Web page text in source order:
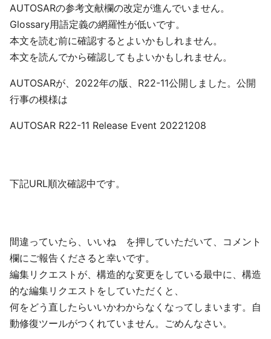
AUTOSARの参考文献欄の改定が進んでいません。
Glossary用語定義の網羅性が低いです。
本文を読む前に確認するとよいかもしれません。
本文を読んでから確認してもよいかもしれません。
AUTOSARが、2022年の版、R22-11公開しました。公開
行事の模様は
AUTOSAR R22-11 Release Event 20221208
下記URL順次確認中です。
間違っていたら、いいね を押していただいて、コメント
欄にご報告くださると幸いです。
編集リクエストが、構造的な変更をしている最中に、構造
的な編集リクエストをしていただくと、
何をどう直したらいいかわからなくなってしまいます。自
動修復ツールがつくれていません。ごめんなさい。